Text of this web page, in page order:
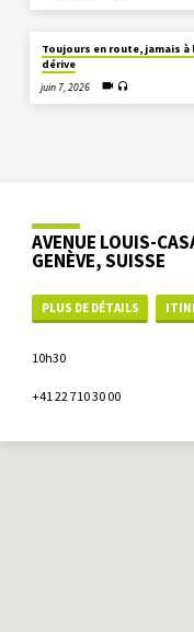
Toujours en route, jamais à
dérive
juin 7, 2026
AVENUE LOUIS-
GENÈVE, SUISSE
PLUS DE DÉTAILS
10h30
+41 22 710 30 00